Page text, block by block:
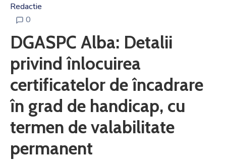
Redactie
0
DGASPC Alba: Detalii
privind înlocuirea
certificatelor de încadrare
în grad de handicap, cu
termen de valabilitate
permanent